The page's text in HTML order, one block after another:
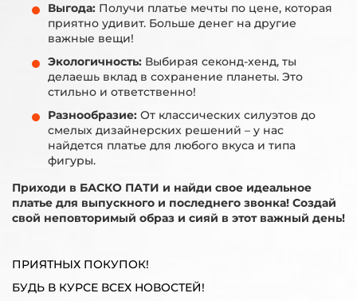
Выгода: Получи платье мечты по цене, которая
приятно удивит. Больше денег на другие
важные вещи!
Экологичность: Выбирая секонд-хенд, ты
делаешь вклад в сохранение планеты. Это
стильно и ответственно!
Разнообразие: От классических силуэтов до
смелых дизайнерских решений – у нас
найдется платье для любого вкуса и типа
фигуры.
Приходи в БАСКО ПАТИ и найди свое идеальное
платье для выпускного и последнего звонка! Создай
свой неповторимый образ и сияй в этот важный день!
ПРИЯТНЫХ ПОКУПОК!
БУДЬ В КУРСЕ ВСЕХ НОВОСТЕЙ!